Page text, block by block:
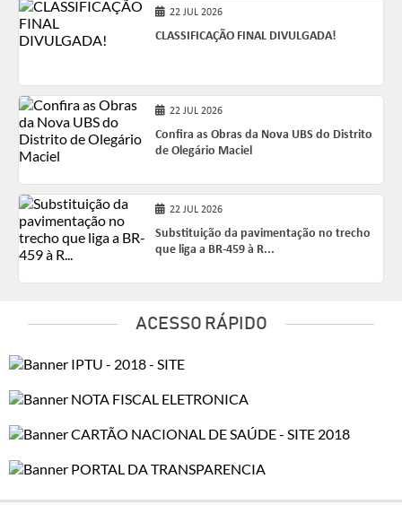
22 JUL 2026
CLASSIFICAÇÃO FINAL DIVULGADA!
22 JUL 2026
Confira as Obras da Nova UBS do Distrito
de Olegário Maciel
22 JUL 2026
Substituição da pavimentação no trecho
que liga a BR-459 à R...
ACESSO RÁPIDO